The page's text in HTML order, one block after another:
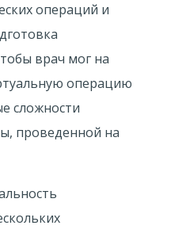
операций и
врач мог на
операцию
сложности
проведенной на